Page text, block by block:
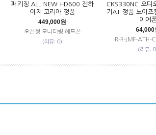
패키징 ALL NEW HD600 젠하
이저 코리아 정품
449,000원
오픈형 모니터링 헤드폰
(리뷰: 0)
CKS330NC 오디
기AT 정품 노이즈
이어
64,000
R-R-JMF-ATH-
(리뷰: